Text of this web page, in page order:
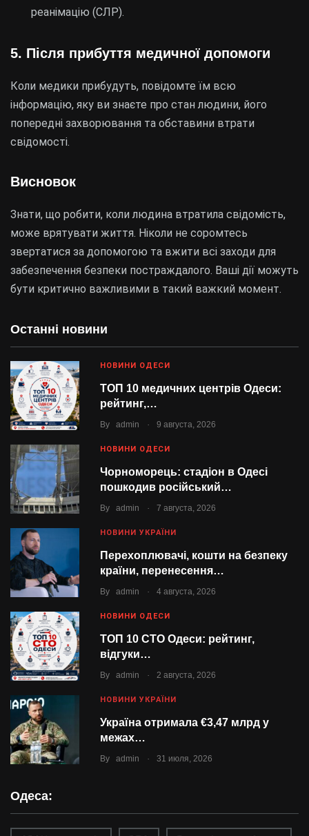
Останні новини
НОВИНИ ОДЕСИ
ТОП 10 медичних центрів Одеси:
рейтинг,…
By admin . 9 августа, 2026
НОВИНИ ОДЕСИ
Чорноморець: стадіон в Одесі
пошкодив російський…
By admin . 7 августа, 2026
НОВИНИ УКРАЇНИ
Перехоплювачі, кошти на безпеку
країни, перенесення…
By admin . 4 августа, 2026
НОВИНИ ОДЕСИ
ТОП 10 СТО Одеси: рейтинг,
відгуки…
By admin . 2 августа, 2026
НОВИНИ УКРАЇНИ
Україна отримала €3,47 млрд у
межах…
By admin . 31 июля, 2026
Одеса:
реанімацію (СЛР).
5. Після прибуття медичної допомоги
Коли медики прибудуть, повідомте їм всю
інформацію, яку ви знаєте про стан людини, його
попередні захворювання та обставини втрати
свідомості.
Висновок
Знати, що робити, коли людина втратила свідомість,
може врятувати життя. Ніколи не соромтесь
звертатися за допомогою та вжити всі заходи для
забезпечення безпеки постраждалого. Ваші дії можуть
бути критично важливими в такий важкий момент.